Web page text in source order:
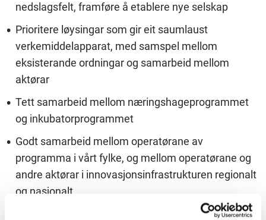
nedslagsfelt, framføre å etablere nye selskap
Prioritere løysingar som gir eit saumlaust
verkemiddelapparat, med samspel mellom
eksisterande ordningar og samarbeid mellom
aktørar
Tett samarbeid mellom næringshageprogrammet
og inkubatorprogrammet
Godt samarbeid mellom operatørane av
programma i vårt fylke, og mellom operatørane og
andre aktørar i innovasjonsinfrastrukturen regionalt
og nasjonalt